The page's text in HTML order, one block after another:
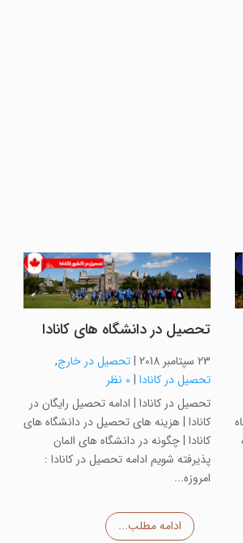
تحصیل در دانشگاه های کانادا
23 سپتامبر 2018 |تحصیل در خارج,
تحصیل در کانادا | 0 نظر
تحصیل در کانادا | ادامه تحصیل رایگان در
کانادا | هزینه های تحصیل در دانشگاه های
کانادا | چگونه در دانشگاه های المان
پذیرفته شویم ادامه تحصیل در کانادا :
امروزه...
ادامه مطلب...